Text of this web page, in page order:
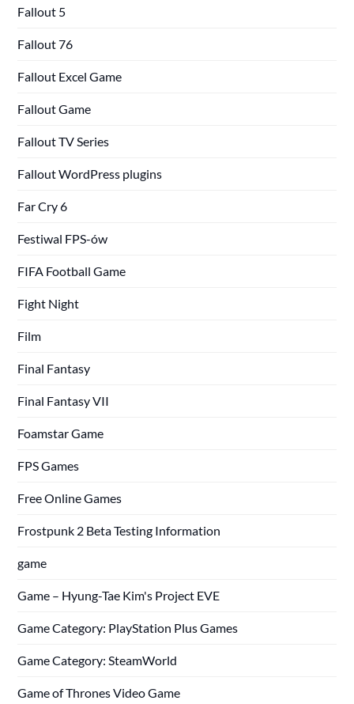
Fallout 5
Fallout 76
Fallout Excel Game
Fallout Game
Fallout TV Series
Fallout WordPress plugins
Far Cry 6
Festiwal FPS-ów
FIFA Football Game
Fight Night
Film
Final Fantasy
Final Fantasy VII
Foamstar Game
FPS Games
Free Online Games
Frostpunk 2 Beta Testing Information
game
Game – Hyung-Tae Kim's Project EVE
Game Category: PlayStation Plus Games
Game Category: SteamWorld
Game of Thrones Video Game